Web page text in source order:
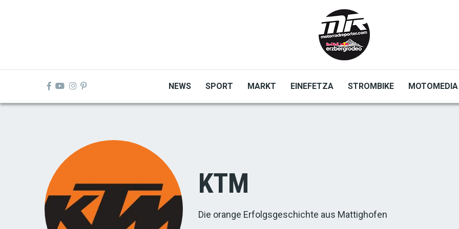
NEWS SPORT MARKT EINEFETZA STROMBIKE MOTOMEDIA
KTM
Die orange Erfolgsgeschichte aus Mattighofen